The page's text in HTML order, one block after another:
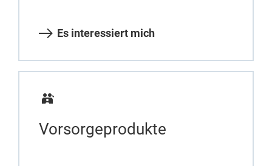
Es interessiert mich
Vorsorgeprodukte